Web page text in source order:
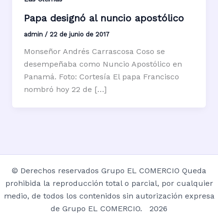
Papa designó al nuncio apostólico
admin / 22 de junio de 2017
Monseñor Andrés Carrascosa Coso se
desempeñaba como Nuncio Apostólico en
Panamá. Foto: Cortesía El papa Francisco
nombró hoy 22 de […]
© Derechos reservados Grupo EL COMERCIO Queda
prohibida la reproducción total o parcial, por cualquier
medio, de todos los contenidos sin autorización expresa
de Grupo EL COMERCIO. 2026